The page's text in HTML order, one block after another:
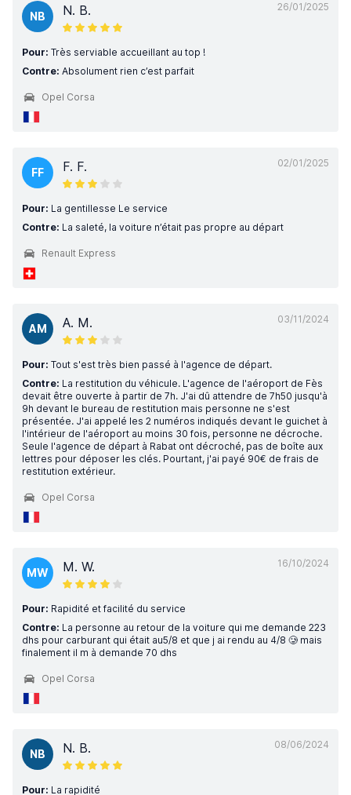
26/01/2025
NB N. B.
Pour: Très serviable accueillant au top !
Contre: Absolument rien c’est parfait
Opel Corsa
02/01/2025
FF F. F.
Pour: La gentillesse Le service
Contre: La saleté, la voiture n’était pas propre au départ
Renault Express
03/11/2024
AM A. M.
Pour: Tout s'est très bien passé à l'agence de départ.
Contre: La restitution du véhicule. L'agence de l'aéroport de Fès
devait être ouverte à partir de 7h. J'ai dû attendre de 7h50 jusqu'à
9h devant le bureau de restitution mais personne ne s'est
présentée. J'ai appelé les 2 numéros indiqués devant le guichet à
l'intérieur de l'aéroport au moins 30 fois, personne ne décroche.
Seule l'agence de départ à Rabat ont décroché, pas de boîte aux
lettres pour déposer les clés. Pourtant, j'ai payé 90€ de frais de
restitution extérieur.
Opel Corsa
16/10/2024
MW M. W.
Pour: Rapidité et facilité du service
Contre: La personne au retour de la voiture qui me demande 223
dhs pour carburant qui était au5/8 et que j ai rendu au 4/8 🥲 mais
finalement il m à demande 70 dhs
Opel Corsa
08/06/2024
NB N. B.
Pour: La rapidité